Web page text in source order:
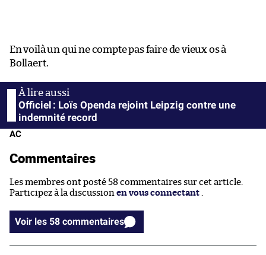
En voilà un qui ne compte pas faire de vieux os à
Bollaert.
Officiel : Loïs Openda rejoint Leipzig contre une
indemnité record
AC
Commentaires
Les membres ont posté 58 commentaires sur cet article.
Participez à la discussion en vous connectant
Voir les 58 commentaires